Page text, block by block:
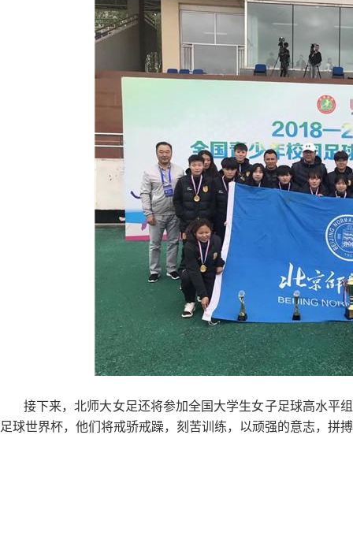
接下来，北师大女足还将参加全国大学生女子足球高水平
足球世界杯，他们将戒骄戒躁，刻苦训练，以顽强的意志，拼